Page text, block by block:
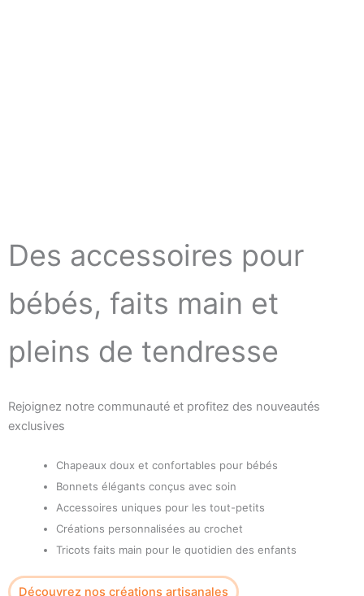
Des accessoires pour
bébés, faits main et
pleins de tendresse
Rejoignez notre communauté et profitez des nouveautés
exclusives
Chapeaux doux et confortables pour bébés
Bonnets élégants conçus avec soin
Accessoires uniques pour les tout-petits
Créations personnalisées au crochet
Tricots faits main pour le quotidien des enfants
Découvrez nos créations artisanales